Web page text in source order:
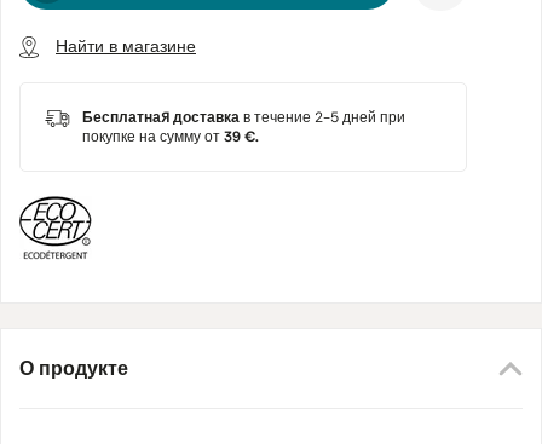
Найти в магазине
Бесплатная доставкав течение 2-5 дней при
покупке на сумму от39 €.
О продукте